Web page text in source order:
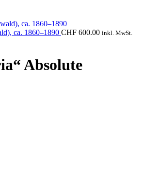
ca. 1860–1890 CHF 600.00 inkl. MwSt.
Absolute